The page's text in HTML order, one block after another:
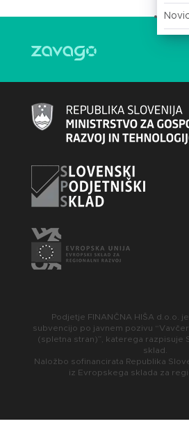
Podjetje FINANČNA HIŠA d.o.o.
subvencijo po javnem pozivu
(spletna stran)”, katerega razpisuje
sklad.
Naložbo sofinancirata Republika
iz Evropskega sklada za